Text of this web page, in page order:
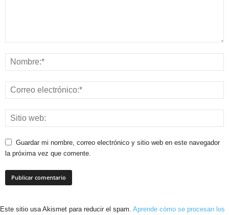
Guardar mi nombre, correo electrónico y sitio web en este navegador
la próxima vez que comente.
Este sitio usa Akismet para reducir el spam. Aprende cómo se procesan los